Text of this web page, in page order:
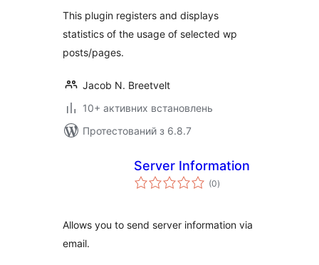
This plugin registers and displays
statistics of the usage of selected wp
posts/pages.
Jacob N. Breetvelt
10+ активних встановлень
Протестований з 6.8.7
Server Information
(0загальний
рейтинг
)
Allows you to send server information via
email.